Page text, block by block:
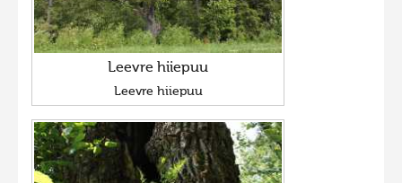
Leevre hiiepuu
Leevre hiiepuu